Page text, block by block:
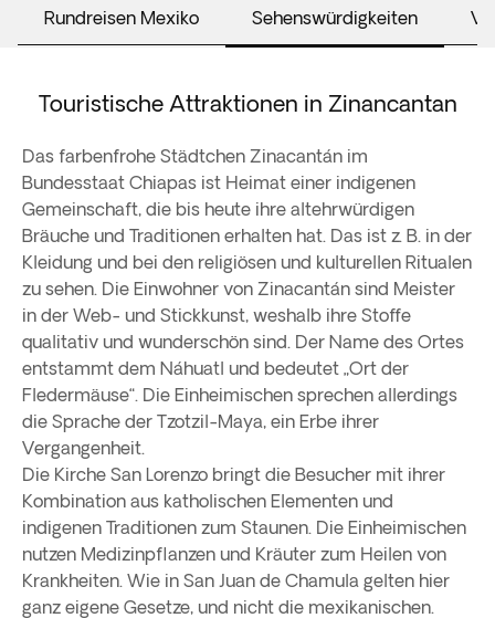
Rundreisen Mexiko Sehenswürdigkeiten
Touristische Attraktionen in Zinancantan
Das farbenfrohe Städtchen Zinacantán im
Bundesstaat Chiapas ist Heimat einer indigenen
Gemeinschaft, die bis heute ihre altehrwürdigen
Bräuche und Traditionen erhalten hat. Das ist z. B. in der
Kleidung und bei den religiösen und kulturellen Ritualen
zu sehen. Die Einwohner von Zinacantán sind Meister
in der Web- und Stickkunst, weshalb ihre Stoffe
qualitativ und wunderschön sind. Der Name des Ortes
entstammt dem Náhuatl und bedeutet „Ort der
Fledermäuse“. Die Einheimischen sprechen allerdings
die Sprache der Tzotzil-Maya, ein Erbe ihrer
Vergangenheit.
Die Kirche San Lorenzo bringt die Besucher mit ihrer
Kombination aus katholischen Elementen und
indigenen Traditionen zum Staunen. Die Einheimischen
nutzen Medizinpflanzen und Kräuter zum Heilen von
Krankheiten. Wie in San Juan de Chamula gelten hier
ganz eigene Gesetze, und nicht die mexikanischen.